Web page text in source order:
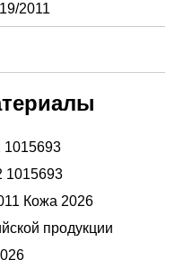
2011
1015693
Кожа 2026
продукции